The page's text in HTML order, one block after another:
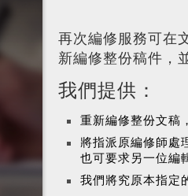
再次編修服務可在
新編修整份稿件，
我們提供：
重新編修整份文稿
將指派原編修師處
也可要求另一位編
我們將究原本指定